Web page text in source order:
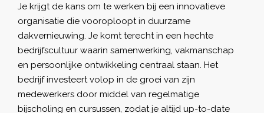
Je krijgt de kans om te werken bij een innovatieve
organisatie die vooroploopt in duurzame
dakvernieuwing. Je komt terecht in een hechte
bedrijfscultuur waarin samenwerking, vakmanschap
en persoonlijke ontwikkeling centraal staan. Het
bedrijf investeert volop in de groei van zijn
medewerkers door middel van regelmatige
bijscholing en cursussen, zodat je altijd up-to-date